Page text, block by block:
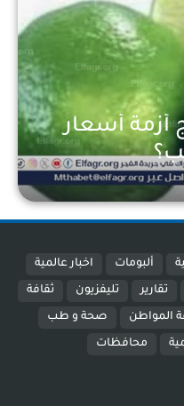
أزمة أسعار
ألبومات اخبار عالمية
تقارير تليفزيون ثقافة
المواطن صحة و طب
محافظات